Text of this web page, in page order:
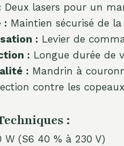
Deux lasers pour un
: Maintien sécurisé de
: Levier de
: Longue durée de
: Mandrin à
contre les
:
W (S6 40 % à 230 V)